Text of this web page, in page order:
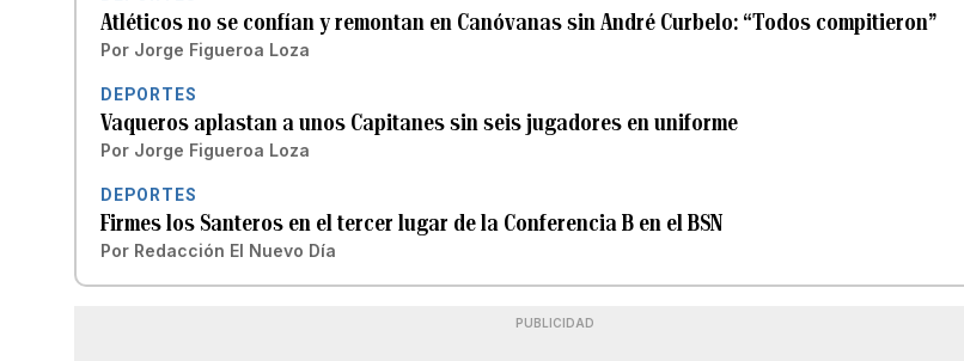
Atléticos no se confían y remontan en Canóvanas sin André Curbelo: “Todos compitieron”
Por Jorge Figueroa Loza
DEPORTES
Vaqueros aplastan a unos Capitanes sin seis jugadores en uniforme
Por Jorge Figueroa Loza
DEPORTES
Firmes los Santeros en el tercer lugar de la Conferencia B en el BSN
Por Redacción El Nuevo Día
PUBLICIDAD